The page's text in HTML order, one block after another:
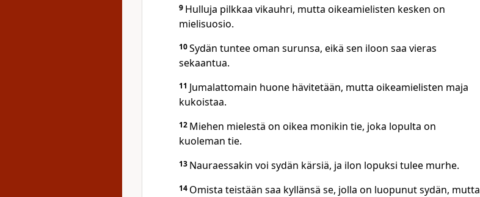
9 Hulluja pilkkaa vikauhri, mutta oikeamielisten kesken on
mielisuosio.
10Sydän tuntee oman surunsa, eikä sen iloon saa vieras
sekaantua.
11 Jumalattomain huone hävitetään, mutta oikeamielisten maja
kukoistaa.
12 Miehen mielestä on oikea monikin tie, joka lopulta on
kuoleman tie.
13 Nauraessakin voi sydän kärsiä, ja ilon lopuksi tulee murhe.
14 Omista teistään saa kyllänsä se, jolla on luopunut sydän, mutta